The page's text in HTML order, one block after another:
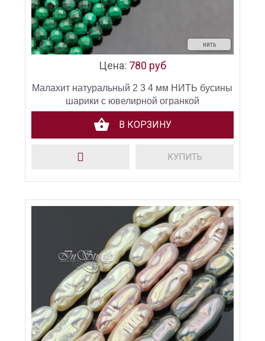
нить
Цена: 780 руб
Малахит натуральный 2 3 4 мм НИТЬ бусины
шарики с ювелирной огранкой
В КОРЗИНУ
КУПИТЬ